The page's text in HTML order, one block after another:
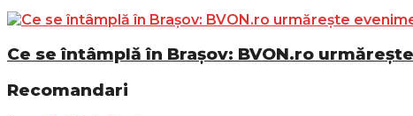
Ce se întâmplă în Brașov: BVON.ro
Recomandari